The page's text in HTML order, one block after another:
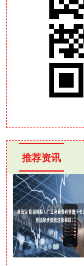
推荐资讯